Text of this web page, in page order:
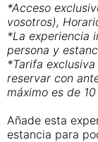
*Acceso
vosotros),
*La experiencia
persona y
*Tarifa
reservar con
máximo es de
Añade esta
estancia para